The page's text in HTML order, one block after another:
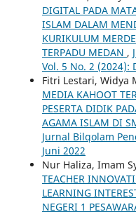
DIGITAL PADA
ISLAM DALAM
KURIKULUM
TERPADU MEDAN ,
Vol. 5 No. 2 (2024):
Fitri Lestari, Widya
MEDIA KAHOOT
PESERTA DIDIK
AGAMA ISLAM DI
Jurnal Bilqolam
Juni 2022
Nur Haliza, Imam
TEACHER
LEARNING
NEGERI 1